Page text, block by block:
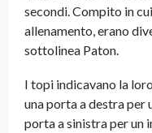
secondi. Compito in
allenamento, erano
sottolinea Paton.
I topi indicavano la
una porta a destra per
porta a sinistra per un